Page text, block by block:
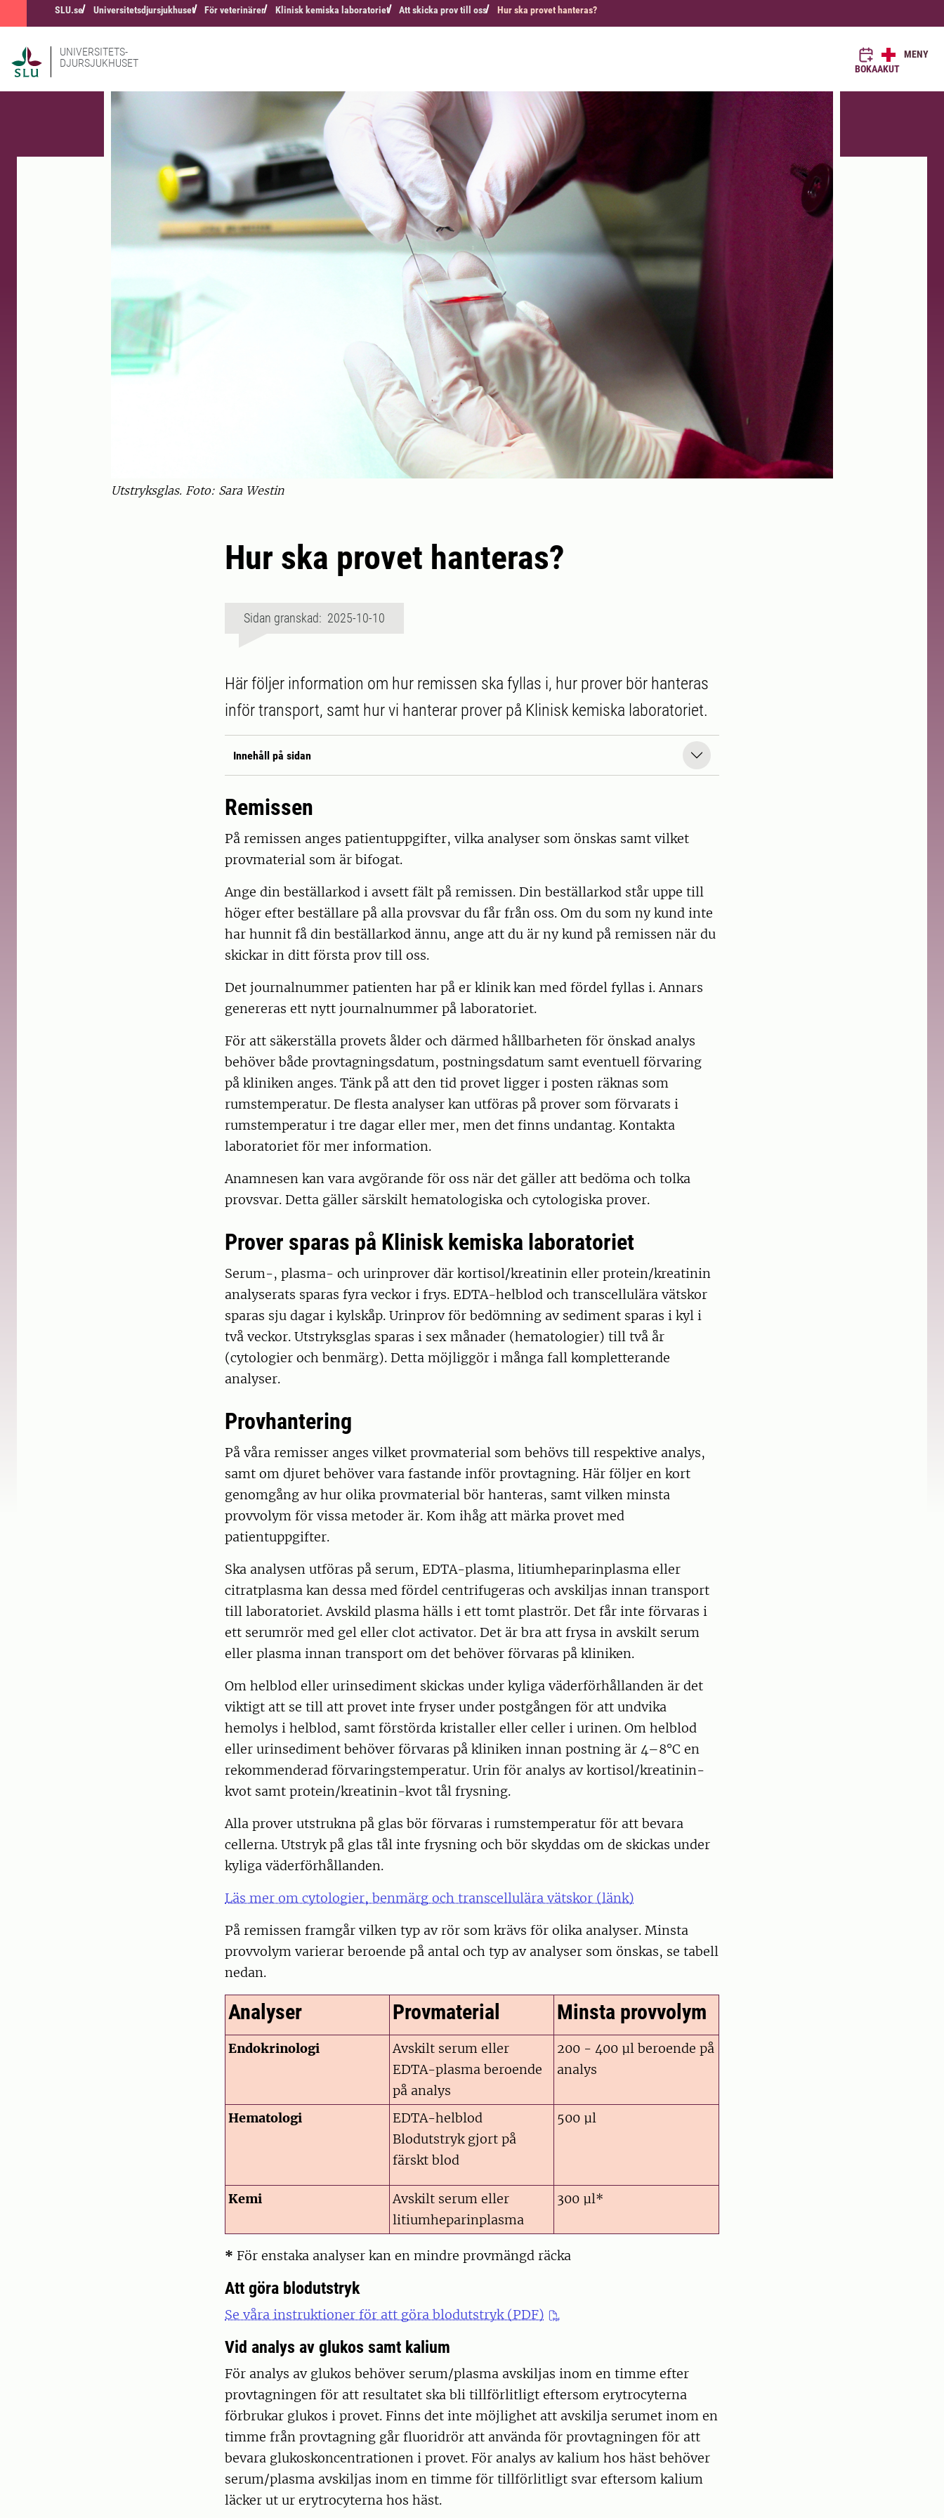
SLU.se Universitetsdjursjukhuset För veterinärer Klinisk kemiska laboratoriet Att skicka prov till oss Hur ska provet hanteras?
UNIVERSITETS-
DJURSJUKHUSET
BOKAAKUT
MENY
Utstryksglas. Foto: Sara Westin
Hur ska provet hanteras?
Sidan granskad: 2025-10-10
Här följer information om hur remissen ska fyllas i, hur prover bör hanteras
inför transport, samt hur vi hanterar prover på Klinisk kemiska laboratoriet.
Innehåll på sidan
Remissen
På remissen anges patientuppgifter, vilka analyser som önskas samt vilket
provmaterial som är bifogat.
Ange din beställarkod i avsett fält på remissen. Din beställarkod står uppe till
höger efter beställare på alla provsvar du får från oss. Om du som ny kund inte
har hunnit få din beställarkod ännu, ange att du är ny kund på remissen när du
skickar in ditt första prov till oss.
Det journalnummer patienten har på er klinik kan med fördel fyllas i. Annars
genereras ett nytt journalnummer på laboratoriet.
För att säkerställa provets ålder och därmed hållbarheten för önskad analys
behöver både provtagningsdatum, postningsdatum samt eventuell förvaring
på kliniken anges. Tänk på att den tid provet ligger i posten räknas som
rumstemperatur. De flesta analyser kan utföras på prover som förvarats i
rumstemperatur i tre dagar eller mer, men det finns undantag. Kontakta
laboratoriet för mer information.
Anamnesen kan vara avgörande för oss när det gäller att bedöma och tolka
provsvar. Detta gäller särskilt hematologiska och cytologiska prover.
Prover sparas på Klinisk kemiska laboratoriet
Serum-, plasma- och urinprover där kortisol/kreatinin eller protein/kreatinin
analyserats sparas fyra veckor i frys. EDTA-helblod och transcellulära vätskor
sparas sju dagar i kylskåp. Urinprov för bedömning av sediment sparas i kyl i
två veckor. Utstryksglas sparas i sex månader (hematologier) till två år
(cytologier och benmärg). Detta möjliggör i många fall kompletterande
analyser.
Provhantering
På våra remisser anges vilket provmaterial som behövs till respektive analys,
samt om djuret behöver vara fastande inför provtagning. Här följer en kort
genomgång av hur olika provmaterial bör hanteras, samt vilken minsta
provvolym för vissa metoder är. Kom ihåg att märka provet med
patientuppgifter.
Ska analysen utföras på serum, EDTA-plasma, litiumheparinplasma eller
citratplasma kan dessa med fördel centrifugeras och avskiljas innan transport
till laboratoriet. Avskild plasma hälls i ett tomt plaströr. Det får inte förvaras i
ett serumrör med gel eller clot activator. Det är bra att frysa in avskilt serum
eller plasma innan transport om det behöver förvaras på kliniken.
Om helblod eller urinsediment skickas under kyliga väderförhållanden är det
viktigt att se till att provet inte fryser under postgången för att undvika
hemolys i helblod, samt förstörda kristaller eller celler i urinen. Om helblod
eller urinsediment behöver förvaras på kliniken innan postning är 4–8°C en
rekommenderad förvaringstemperatur. Urin för analys av kortisol/kreatinin-
kvot samt protein/kreatinin-kvot tål frysning.
Alla prover utstrukna på glas bör förvaras i rumstemperatur för att bevara
cellerna. Utstryk på glas tål inte frysning och bör skyddas om de skickas under
kyliga väderförhållanden.
Läs mer om cytologier, benmärg och transcellulära vätskor (länk)
På remissen framgår vilken typ av rör som krävs för olika analyser. Minsta
provvolym varierar beroende på antal och typ av analyser som önskas, se tabell
nedan.
Analyser Provmaterial Minsta provvolym
Endokrinologi
Avskilt serum eller
EDTA-plasma beroende
på analys
200 - 400 µl beroende på
analys
Hematologi
EDTA-helblod
Blodutstryk gjort på
färskt blod
500 µl
Kemi
Avskilt serum eller
litiumheparinplasma
300 µl*
* För enstaka analyser kan en mindre provmängd räcka
Att göra blodutstryk
Se våra instruktioner för att göra blodutstryk (PDF)
Vid analys av glukos samt kalium
För analys av glukos behöver serum/plasma avskiljas inom en timme efter
provtagningen för att resultatet ska bli tillförlitligt eftersom erytrocyterna
förbrukar glukos i provet. Finns det inte möjlighet att avskilja serumet inom en
timme från provtagning går fluoridrör att använda för provtagningen för att
bevara glukoskoncentrationen i provet. För analys av kalium hos häst behöver
serum/plasma avskiljas inom en timme för tillförlitligt svar eftersom kalium
läcker ut ur erytrocyterna hos häst.